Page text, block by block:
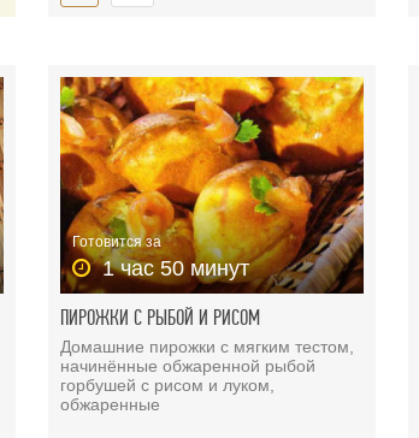
Готовится за
1 час 50 минут
ПИРОЖКИ С РЫБОЙ И РИСОМ
Домашние пирожки с мягким тестом,
начинённые обжаренной рыбой
горбушей с рисом и луком,
обжаренные